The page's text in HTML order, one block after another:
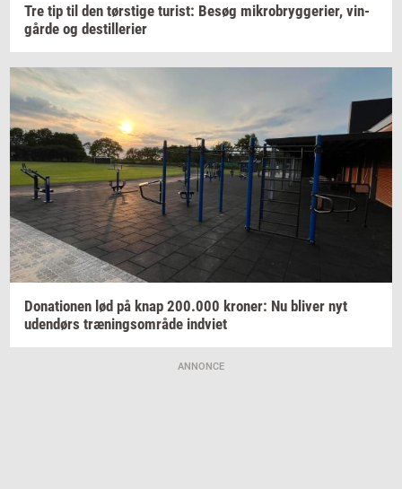
Tre tip til den tørsti­ge turist: Besøg mi­kro­bryg­ge­ri­er, vin­
går­de og destil­le­ri­er
Do­na­tio­nen lød på knap 200.000 kro­ner: Nu bli­ver nyt
uden­dørs træ­nings­om­rå­de ind­vi­et
ANNONCE